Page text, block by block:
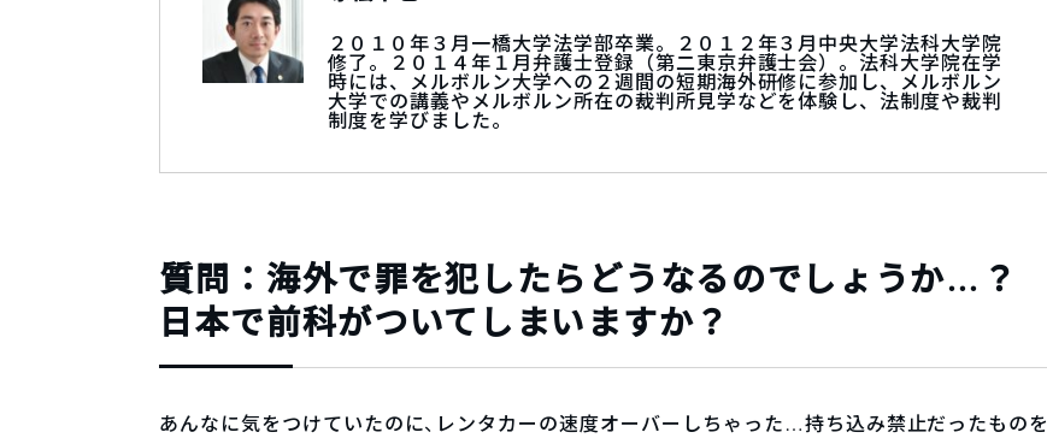
２０１０年３月一橋大学法学部卒業。２０１２年３月中央大学法科大学院
修了。２０１４年１月弁護士登録（第二東京弁護士会）。法科大学院在学
時には、メルボルン大学への２週間の短期海外研修に参加し、メルボルン
大学での講義やメルボルン所在の裁判所見学などを体験し、法制度や裁判
制度を学びました。
質問：海外で罪を犯したらどうなるのでしょうか…？
日本で前科がついてしまいますか？
あんなに気をつけていたのに、レンタカーの速度オーバーしちゃった…持ち込み禁止だったものを